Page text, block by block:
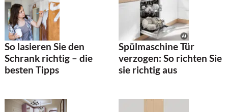
So lasieren Sie den
Schrank richtig – die
besten Tipps
Spülmaschine Tür
verzogen: So richten Sie
sie richtig aus